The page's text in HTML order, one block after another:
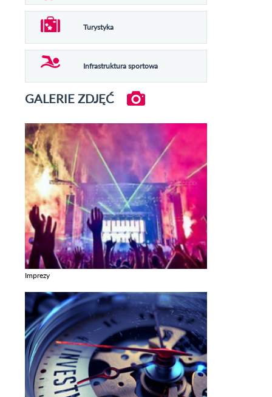
Turystyka
Infrastruktura sportowa
GALERIE ZDJĘĆ
Imprezy